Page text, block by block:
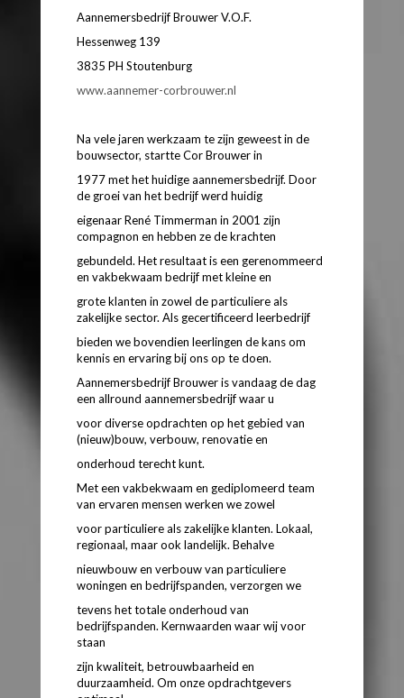
Aannemersbedrijf Brouwer V.O.F.
Hessenweg 139
3835 PH Stoutenburg
www.aannemer-corbrouwer.nl
Na vele jaren werkzaam te zijn geweest in de
bouwsector, startte Cor Brouwer in
1977 met het huidige aannemersbedrijf. Door
de groei van het bedrijf werd huidig
eigenaar René Timmerman in 2001 zijn
compagnon en hebben ze de krachten
gebundeld. Het resultaat is een gerenommeerd
en vakbekwaam bedrijf met kleine en
grote klanten in zowel de particuliere als
zakelijke sector. Als gecertificeerd leerbedrijf
bieden we bovendien leerlingen de kans om
kennis en ervaring bij ons op te doen.
Aannemersbedrijf Brouwer is vandaag de dag
een allround aannemersbedrijf waar u
voor diverse opdrachten op het gebied van
(nieuw)bouw, verbouw, renovatie en
onderhoud terecht kunt.
Met een vakbekwaam en gediplomeerd team
van ervaren mensen werken we zowel
voor particuliere als zakelijke klanten. Lokaal,
regionaal, maar ook landelijk. Behalve
nieuwbouw en verbouw van particuliere
woningen en bedrijfspanden, verzorgen we
tevens het totale onderhoud van
bedrijfspanden. Kernwaarden waar wij voor
staan
zijn kwaliteit, betrouwbaarheid en
duurzaamheid. Om onze opdrachtgevers